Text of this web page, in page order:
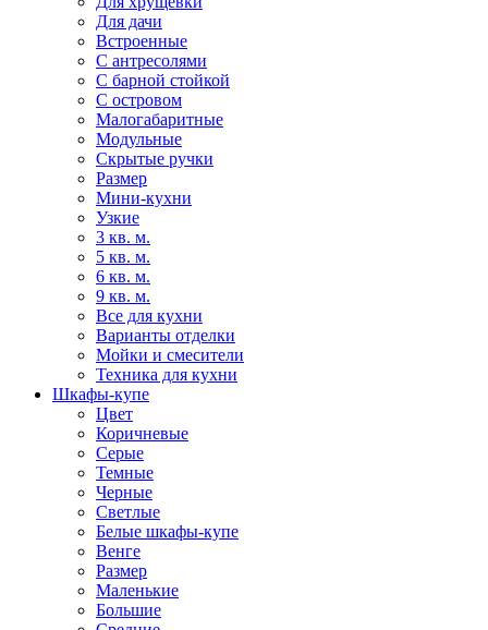
Для дачи
Встроенные
С антресолями
С барной стойкой
С островом
Малогабаритные
Модульные
Скрытые ручки
Размер
Мини-кухни
Узкие
3 кв. м.
5 кв. м.
6 кв. м.
9 кв. м.
Все для кухни
Варианты отделки
Мойки и смесители
Техника для кухни
Шкафы-купе
Цвет
Коричневые
Серые
Темные
Черные
Светлые
Белые шкафы-купе
Венге
Размер
Маленькие
Большие